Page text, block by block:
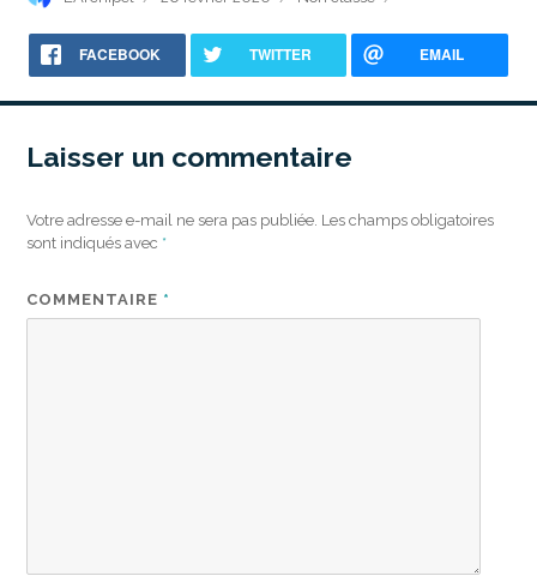
FACEBOOK TWITTER EMAIL
Laisser un commentaire
Votre adresse e-mail ne sera pas publiée. Les champs obligatoires
sont indiqués avec *
COMMENTAIRE *